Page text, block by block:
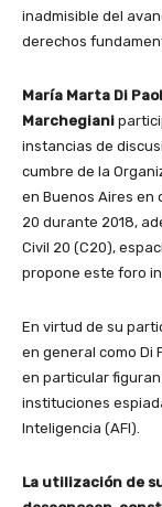
inadmisible del
derechos
María Marta Di
Marchegiani
instancias de
cumbre de la
en Buenos Aires en
20 durante 2018,
Civil 20 (C20),
propone este foro
En virtud de su
en general como Di
en particular
instituciones
Inteligencia (AFI).
La utilización de